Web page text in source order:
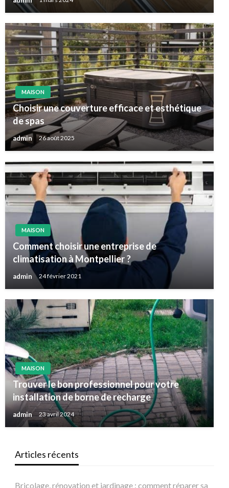
MAISON
Choisir une couverture efficace et esthétique
de spas
admin 26 août 2025
MAISON
Comment choisir une entreprise de
climatisation à Montpellier ?
admin 24 février 2021
MAISON
Trouver le bon professionnel pour votre
installation de borne de recharge
admin 23 avril 2024
Articles récents
Bricolage, rénovation et jardinage : comment réparer sa